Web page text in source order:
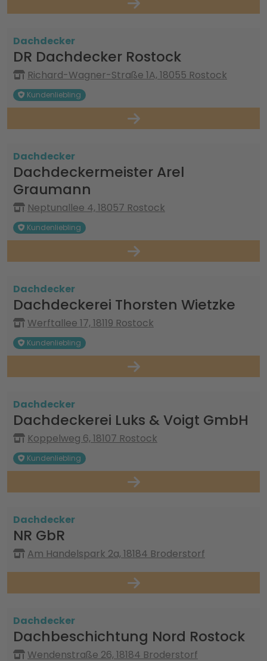
Dachdecker
DR Dachdecker Rostock
Richard-Wagner-Straße 1A, 18055 Rostock
Kundenliebling
Dachdecker
Dachdeckermeister Arel
Graumann
Neptunallee 4, 18057 Rostock
Kundenliebling
Dachdecker
Dachdeckerei Thorsten Wietzke
Werftallee 17, 18119 Rostock
Kundenliebling
Dachdecker
Dachdeckerei Luks & Voigt GmbH
Koppelweg 6, 18107 Rostock
Kundenliebling
Dachdecker
NR GbR
Am Handelspark 2a, 18184 Broderstorf
Dachdecker
Dachbeschichtung Nord Rostock
Wendenstraße 26, 18184 Broderstorf